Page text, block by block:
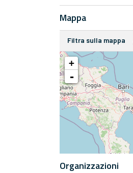
Mappa
Filtra sulla mappa
+
-
Organizzazioni